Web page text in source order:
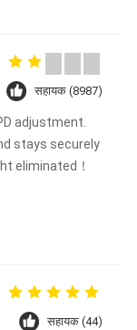
सहायक (8987)
adjustment.
stays securely
eliminated！
सहायक (44)